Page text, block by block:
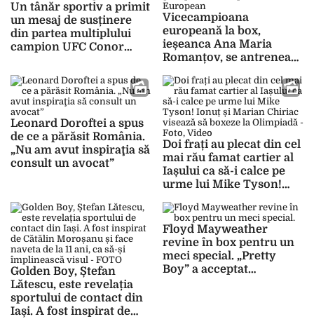
Un tânăr sportiv a primit
un mesaj de susținere
din partea multiplului
campion UFC Conor
Vicecampioana
europeană la box,
ieșeanca Ana Maria
Romanțov, se antrenează
Campionatul European
Leonard Doroftei a spus
de ce a părăsit România.
„Nu am avut inspiraţia să
consult un avocat”
Doi frați au plecat din cel
mai rău famat cartier al
Iașului ca să-i calce pe
urme lui Mike Tyson!
visează să boxeze la
Olimpiadă – Foto, Video
Golden Boy, Ștefan
Lătescu, este revelația
sportului de contact din
Iași. A fost inspirat de
Floyd Mayweather
revine în box pentru un
meci special. „Pretty
Boy” a acceptat